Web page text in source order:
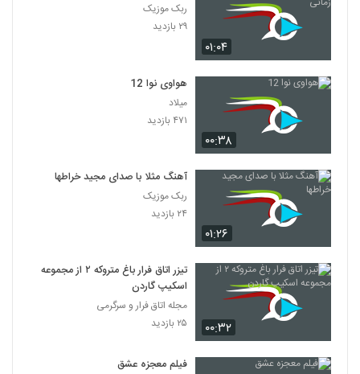
۰۱:۰۴
ربک موزیک
۲۹ بازدید
۰۰:۳۸
هواوی نوا 12
میلاد
۴۷۱ بازدید
۰۱:۲۶
آهنگ مثلا با صدای مجید خراطها
ربک موزیک
۲۴ بازدید
۰۰:۳۲
تیزر اتاق فرار باغ متروکه ۲ از مجموعه
اسکیپ گاردن
مجله اتاق فرار و سرگرمی
۲۵ بازدید
فیلم معجزه عشق